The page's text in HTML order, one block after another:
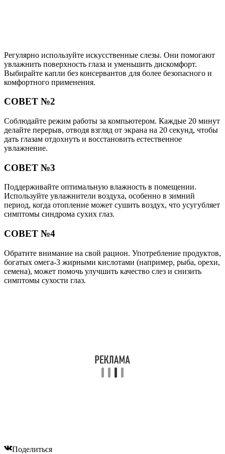
Регулярно используйте искусственные слезы. Они помогают
увлажнить поверхность глаза и уменьшить дискомфорт.
Выбирайте капли без консервантов для более безопасного и
комфортного применения.
СОВЕТ №2
Соблюдайте режим работы за компьютером. Каждые 20 минут
делайте перерыв, отводя взгляд от экрана на 20 секунд, чтобы
дать глазам отдохнуть и восстановить естественное
увлажнение.
СОВЕТ №3
Поддерживайте оптимальную влажность в помещении.
Используйте увлажнители воздуха, особенно в зимний
период, когда отопление может сушить воздух, что усугубляет
симптомы синдрома сухих глаз.
СОВЕТ №4
Обратите внимание на свой рацион. Употребление продуктов,
богатых омега-3 жирными кислотами (например, рыба, орехи,
семена), может помочь улучшить качество слез и снизить
симптомы сухости глаз.
Поделиться